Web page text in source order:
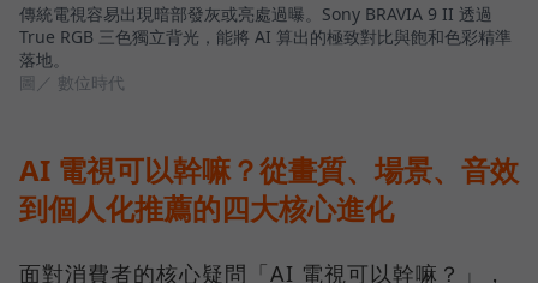
傳統電視容易出現暗部發灰或亮處過曝。Sony BRAVIA 9 II 透過
True RGB 三色獨立背光，能將 AI 算出的極致對比與飽和色彩精準
落地。
圖／ 數位時代
AI 電視可以幹嘛？從畫質、場景、音效
到個人化推薦的四大核心進化
面對消費者的核心疑問「AI 電視可以幹嘛？」，